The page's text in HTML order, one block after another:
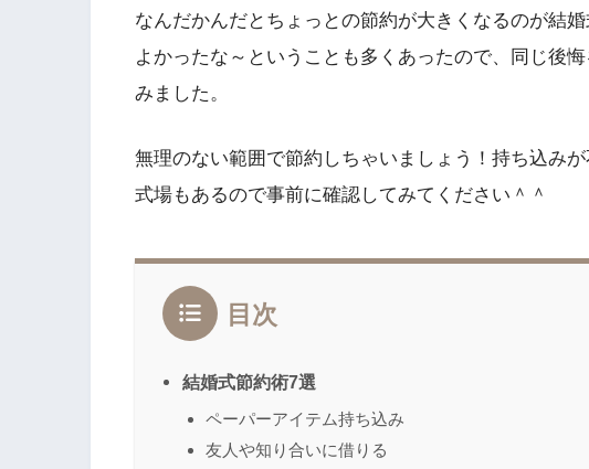
なんだかんだとちょっとの節約が大きくなるのが結
よかったな～ということも多くあったので、同じ後
みました。
無理のない範囲で節約しちゃいましょう！持ち込み
式場もあるので事前に確認してみてください＾＾
目次
結婚式節約術7選
ペーパーアイテム持ち込み
友人や知り合いに借りる